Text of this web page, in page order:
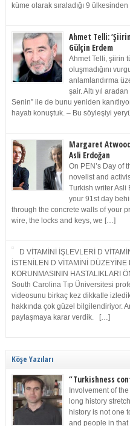
küme olarak sıraladığı 9
Ahmet Telli:
Gülçin Erdem
Ahmet Telli, şiirin
oluşmadığını
anlamlandırma
şair. Altı yıl
Senin” ile de bunu yeniden
hayatı konuştuk. – Bu söyleşiyi
Margaret
Asli Erdoğan
On PEN’s Day of
novelist and
Turkish writer Asli
your 91st day
through the concrete walls of your
wire, the locks and keys, we […]
D VİTAMİNİ İŞLEVLERİ D
İSTENİLEN D VİTAMİNİ
KORUNMASININ HASTALIKLARI
South Carolina Tıp Üniversitesi
videosunu birkaç kez dikkatle
hakkında çok güzel bilgilendiriyor.
paylaşmaya karar verdik. […]
Köşe Yazıları
“Turkishness
Involvement of
long history
history is not one
and people in